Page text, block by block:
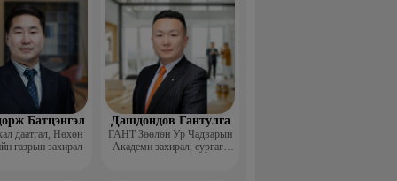
Батцэнгэл
даатгал, Нөхөн
газрын захирал
Дашдондов Гантулга
ГАНТ Зөөлөн Ур Чадварын
Академи захирал, сургагч